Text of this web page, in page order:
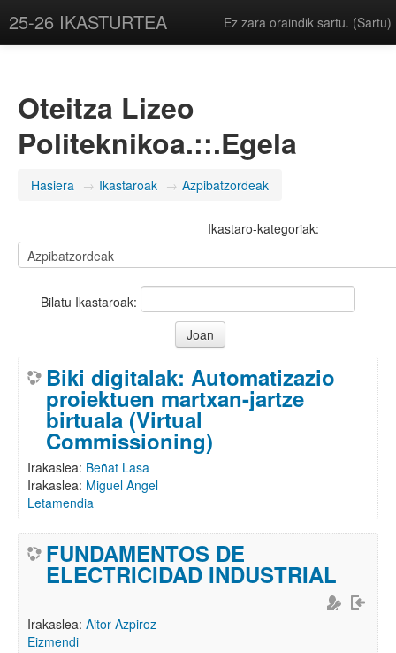
25-26 IKASTURTEA Ez zara oraindik sartu. (Sartu)
Oteitza Lizeo
Politeknikoa.::.Egela
Hasiera → Ikastaroak → Azpibatzordeak
Ikastaro-kategoriak:
Bilatu Ikastaroak:
Biki digitalak: Automatizazio
proiektuen martxan-jartze
birtuala (Virtual
Commissioning)
Irakaslea: Beñat Lasa
Irakaslea: Miguel Angel
Letamendia
FUNDAMENTOS DE
ELECTRICIDAD INDUSTRIAL
Irakaslea: Aitor Azpiroz
Eizmendi